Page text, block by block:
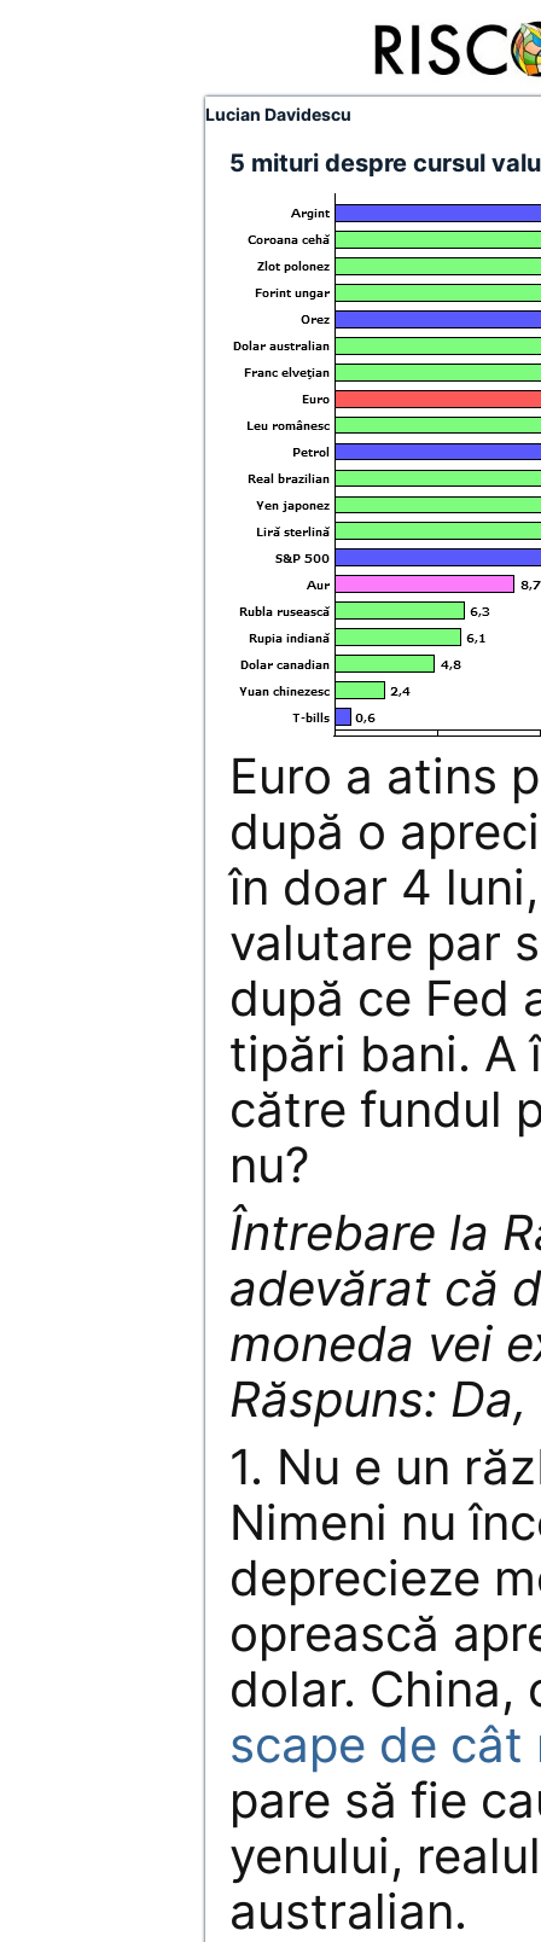
Lucian Davidescu
5 mituri despre cursul
Euro a atins
după o
în doar 4
valutare par
după ce Fed
tipări bani. A
către fundul
nu?
Întrebare la
adevărat că
moneda vei
Răspuns:
1. Nu e un
Nimeni nu
deprecieze
oprească
dolar. China,
scape de
pare să fie
yenului,
australian.